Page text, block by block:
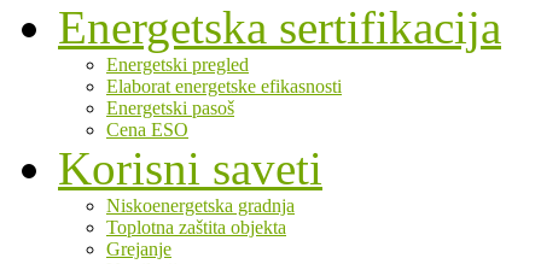
Energetska sertifikacija
Energetski pregled
Elaborat energetske efikasnosti
Energetski pasoš
Cena ESO
Korisni saveti
Niskoenergetska gradnja
Toplotna zaštita objekta
Grejanje